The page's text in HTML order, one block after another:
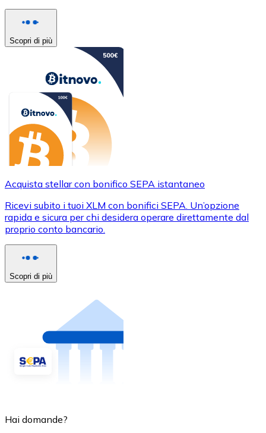
Scopri di più
Acquista stellar con bonifico SEPA istantaneo
Ricevi subito i tuoi XLM con bonifici SEPA. Un’opzione
rapida e sicura per chi desidera operare direttamente dal
proprio conto bancario.
Scopri di più
Hai domande?